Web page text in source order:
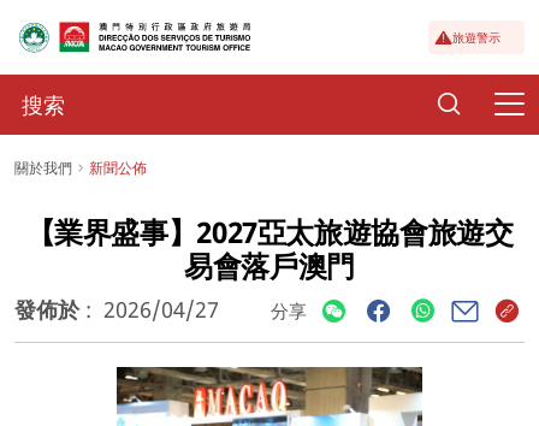
旅遊警示
關於我們 新聞公佈
【業界盛事】2027亞太旅遊協會旅遊交
易會落戶澳門
發佈於 : 2026/04/27 分享